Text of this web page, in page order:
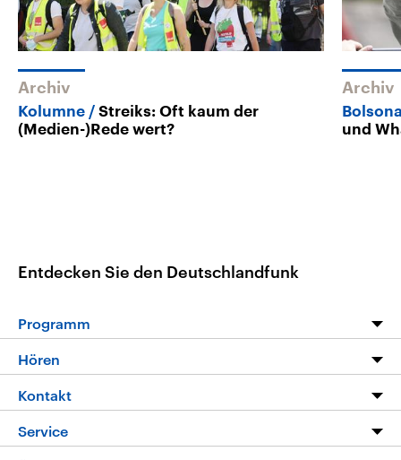
Archiv
Kolumne
Streiks: Oft kaum der
(Medien-)Rede wert?
Archiv
und
Entdecken Sie den Deutschlandfunk
Programm
Programm
Die Nachrichten
Nachrichtenleicht
Hören
Livestream
Podcasts
Kontakt
Hörerservice
Service